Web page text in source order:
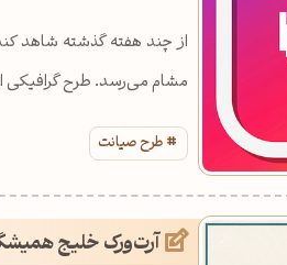
از چند هفته گذشته شاهد
مشام می‌رسد. طرح گرافیکی
طرح صیانت
آرت‌ورک خلیج